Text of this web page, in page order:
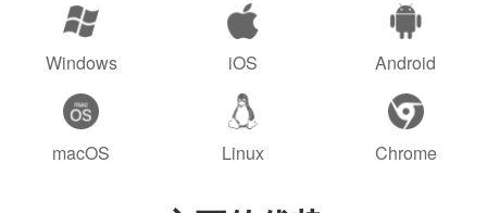
Windows iOS Android
macOS Linux Chrome